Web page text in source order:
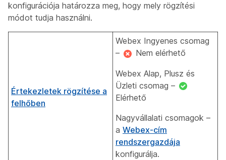
konfigurációja határozza meg, hogy mely rögzítési
módot tudja használni.
Értekezletek rögzítése a
felhőben
Webex Ingyenes csomag
–
Nem elérhető
Webex Alap, Plusz és
Üzleti csomag –
Elérhető
Nagyvállalati csomagok –
a Webex-cím
rendszergazdája
konfigurálja.